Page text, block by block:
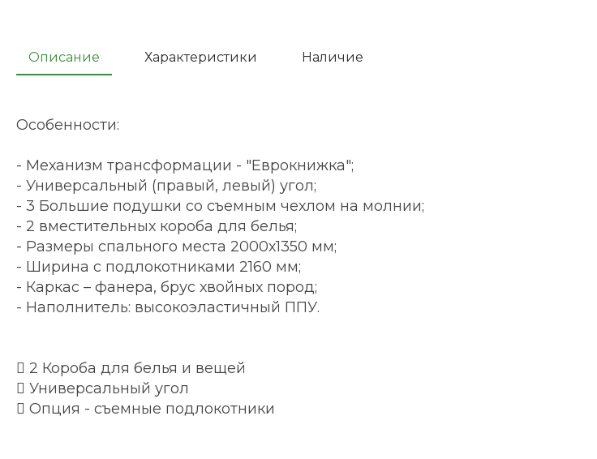
Описание Характеристики Наличие
Особенности:
- Механизм трансформации - "Еврокнижка";
- Универсальный (правый, левый) угол;
- 3 Большие подушки со съемным чехлом на молнии;
- 2 вместительных короба для белья;
- Размеры спального места 2000х1350 мм;
- Ширина с подлокотниками 2160 мм;
- Каркас – фанера, брус хвойных пород;
- Наполнитель: высокоэластичный ППУ.
 2 Короба для белья и вещей
 Универсальный угол
 Опция - съемные подлокотники